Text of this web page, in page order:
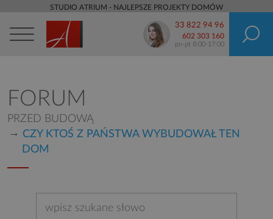
STUDIO ATRIUM - NAJLEPSZE PROJEKTY DOMÓW
33 822 94 96
602 303 160
pn-pt 8:00-17:00
FORUM
PRZED BUDOWĄ
CZY KTOŚ Z PAŃSTWA WYBUDOWAŁ TEN
DOM